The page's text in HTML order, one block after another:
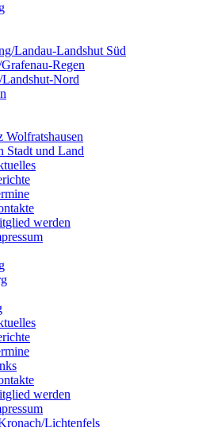
Landau-Landshut Süd
Regen
Nord
Wolfratshausen
Stadt und Land
werden
werden
Lichtenfels